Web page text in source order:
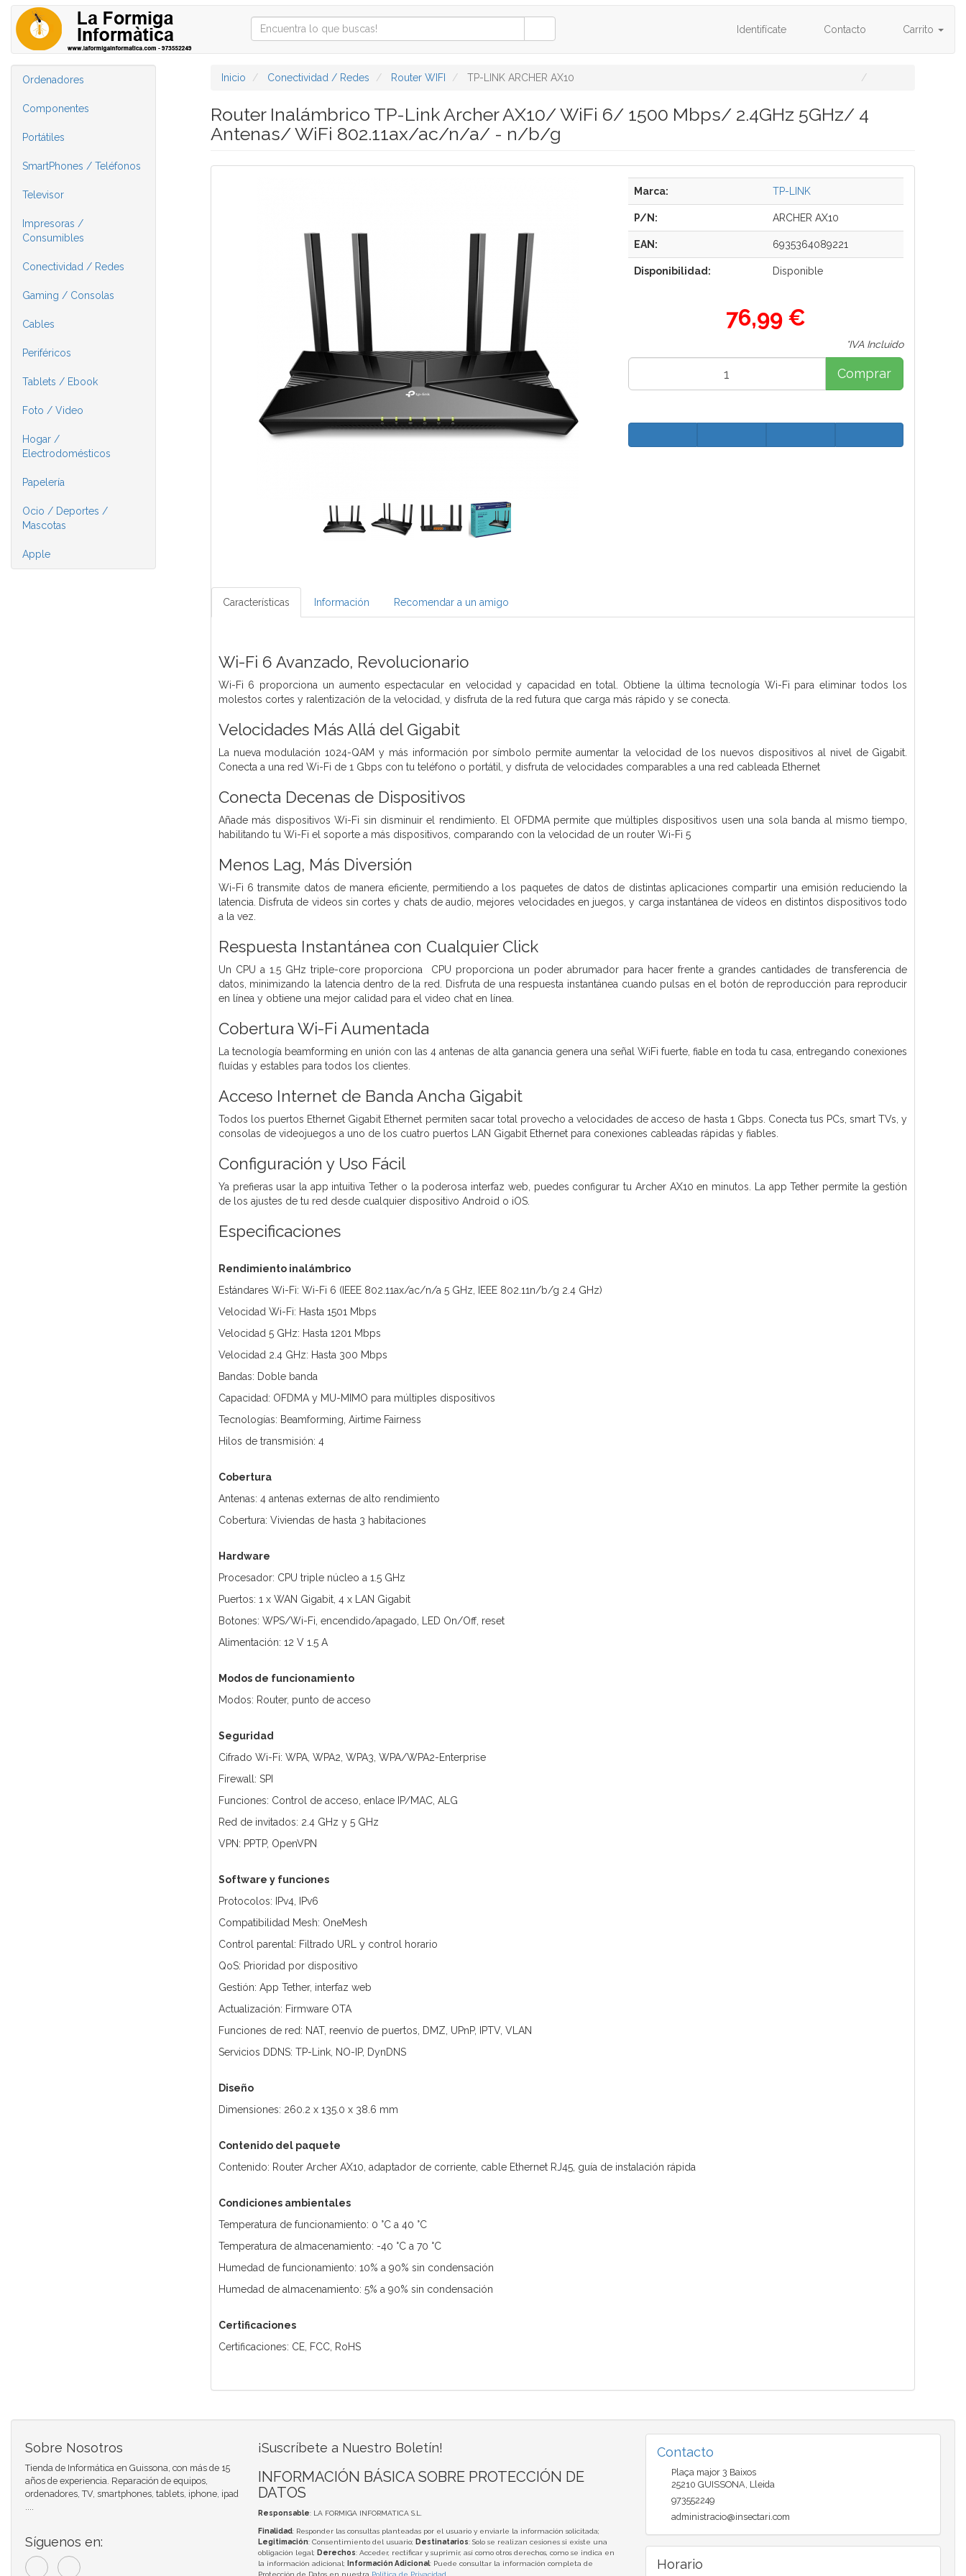
Identifícate Contacto Carrito
Ordenadores
Componentes
Portátiles
SmartPhones / Teléfonos
Televisor
Impresoras /
Consumibles
Conectividad / Redes
Gaming / Consolas
Cables
Periféricos
Tablets / Ebook
Foto / Video
Hogar /
Electrodomésticos
Papelería
Ocio / Deportes /
Mascotas
Apple
Inicio Conectividad / Redes Router WIFI TP-LINK ARCHER AX10
Router Inalámbrico TP-Link Archer AX10/ WiFi 6/ 1500 Mbps/ 2.4GHz 5GHz/ 4
Antenas/ WiFi 802.11ax/ac/n/a/ - n/b/g
Marca: TP-LINK
P/N: ARCHER AX10
EAN: 6935364089221
Disponibilidad: Disponible
76,99 €
*IVA Incluido
Comprar
Características Información Recomendar a un amigo
Wi-Fi 6 Avanzado, Revolucionario
Wi-Fi 6 proporciona un aumento espectacular en velocidad y capacidad en total. Obtiene la última tecnología Wi-Fi para eliminar todos los
molestos cortes y ralentización de la velocidad, y disfruta de la red futura que carga más rápido y se conecta.
Velocidades Más Allá del Gigabit
La nueva modulación 1024-QAM y más información por símbolo permite aumentar la velocidad de los nuevos dispositivos al nivel de Gigabit.
Conecta a una red Wi-Fi de 1 Gbps con tu teléfono o portátil, y disfruta de velocidades comparables a una red cableada Ethernet
Conecta Decenas de Dispositivos
Añade más dispositivos Wi-Fi sin disminuir el rendimiento. El OFDMA permite que múltiples dispositivos usen una sola banda al mismo tiempo,
habilitando tu Wi-Fi el soporte a más dispositivos, comparando con la velocidad de un router Wi-Fi 5
Menos Lag, Más Diversión
Wi-Fi 6 transmite datos de manera eficiente, permitiendo a los paquetes de datos de distintas aplicaciones compartir una emisión reduciendo la
latencia. Disfruta de videos sin cortes y chats de audio, mejores velocidades en juegos, y carga instantánea de vídeos en distintos dispositivos todo
a la vez.
Respuesta Instantánea con Cualquier Click
Un CPU a 1.5 GHz triple-core proporciona CPU proporciona un poder abrumador para hacer frente a grandes cantidades de transferencia de
datos, minimizando la latencia dentro de la red. Disfruta de una respuesta instantánea cuando pulsas en el botón de reproducción para reproducir
en línea y obtiene una mejor calidad para el video chat en línea.
Cobertura Wi-Fi Aumentada
La tecnología beamforming en unión con las 4 antenas de alta ganancia genera una señal WiFi fuerte, fiable en toda tu casa, entregando conexiones
fluídas y estables para todos los clientes.
Acceso Internet de Banda Ancha Gigabit
Todos los puertos Ethernet Gigabit Ethernet permiten sacar total provecho a velocidades de acceso de hasta 1 Gbps. Conecta tus PCs, smart TVs, y
consolas de videojuegos a uno de los cuatro puertos LAN Gigabit Ethernet para conexiones cableadas rápidas y fiables.
Configuración y Uso Fácil
Ya prefieras usar la app intuitiva Tether o la poderosa interfaz web, puedes configurar tu Archer AX10 en minutos. La app Tether permite la gestión
de los ajustes de tu red desde cualquier dispositivo Android o iOS.
Especificaciones
Rendimiento inalámbrico
Estándares Wi-Fi: Wi-Fi 6 (IEEE 802.11ax/ac/n/a 5 GHz, IEEE 802.11n/b/g 2.4 GHz)
Velocidad Wi-Fi: Hasta 1501 Mbps
Velocidad 5 GHz: Hasta 1201 Mbps
Velocidad 2.4 GHz: Hasta 300 Mbps
Bandas: Doble banda
Capacidad: OFDMA y MU-MIMO para múltiples dispositivos
Tecnologías: Beamforming, Airtime Fairness
Hilos de transmisión: 4
Cobertura
Antenas: 4 antenas externas de alto rendimiento
Cobertura: Viviendas de hasta 3 habitaciones
Hardware
Procesador: CPU triple núcleo a 1.5 GHz
Puertos: 1 x WAN Gigabit, 4 x LAN Gigabit
Botones: WPS/Wi-Fi, encendido/apagado, LED On/Off, reset
Alimentación: 12 V 1.5 A
Modos de funcionamiento
Modos: Router, punto de acceso
Seguridad
Cifrado Wi-Fi: WPA, WPA2, WPA3, WPA/WPA2-Enterprise
Firewall: SPI
Funciones: Control de acceso, enlace IP/MAC, ALG
Red de invitados: 2.4 GHz y 5 GHz
VPN: PPTP, OpenVPN
Software y funciones
Protocolos: IPv4, IPv6
Compatibilidad Mesh: OneMesh
Control parental: Filtrado URL y control horario
QoS: Prioridad por dispositivo
Gestión: App Tether, interfaz web
Actualización: Firmware OTA
Funciones de red: NAT, reenvío de puertos, DMZ, UPnP, IPTV, VLAN
Servicios DDNS: TP-Link, NO-IP, DynDNS
Diseño
Dimensiones: 260.2 x 135.0 x 38.6 mm
Contenido del paquete
Contenido: Router Archer AX10, adaptador de corriente, cable Ethernet RJ45, guía de instalación rápida
Condiciones ambientales
Temperatura de funcionamiento: 0 °C a 40 °C
Temperatura de almacenamiento: -40 °C a 70 °C
Humedad de funcionamiento: 10% a 90% sin condensación
Humedad de almacenamiento: 5% a 90% sin condensación
Certificaciones
Certificaciones: CE, FCC, RoHS
Sobre Nosotros
Tienda de Informática en Guissona, con más de 15
años de experiencia. Reparación de equipos,
ordenadores, TV, smartphones, tablets, iphone, ipad
....
Síguenos en:
¡Suscríbete a Nuestro Boletín!
INFORMACIÓN BÁSICA SOBRE PROTECCIÓN DE
DATOS
Responsable: LA FORMIGA INFORMATICA S.L.
Finalidad: Responder las consultas planteadas por el usuario y enviarle la información solicitada;
Legitimación: Consentimiento del usuario; Destinatarios: Solo se realizan cesiones si existe una
obligación legal; Derechos: Acceder, rectificar y suprimir, así como otros derechos, como se indica en
la información adicional;
Información Adicional: Puede consultar la información completa de
Contacto
Plaça major 3 Baixos
25210 GUISSONA, Lleida
973552249
administracio@insectari.com
Horario